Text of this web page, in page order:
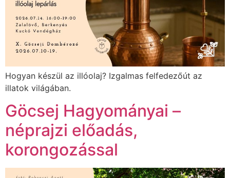
Hogyan készül az illóolaj? Izgalmas felfedezőút az
illatok világában.
Göcsej Hagyományai –
néprajzi előadás,
korongozással